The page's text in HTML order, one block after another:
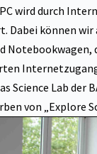
wird durch
Dabei können
Notebookwagen,
Internetzugang
Science Lab der
von „Explore